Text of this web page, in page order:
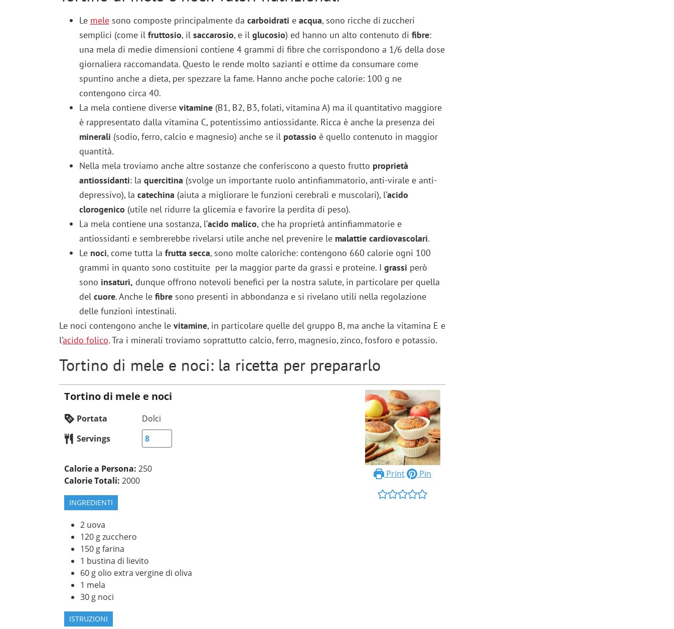
Le mele sono composte principalmente da carboidrati e acqua, sono ricche di zuccheri
semplici (come il fruttosio, il saccarosio, e il glucosio) ed hanno un alto contenuto di fibre:
una mela di medie dimensioni contiene 4 grammi di fibre che corrispondono a 1/6 della dose
giornaliera raccomandata. Questo le rende molto sazianti e ottime da consumare come
spuntino anche a dieta, per spezzare la fame. Hanno anche poche calorie: 100 g ne
contengono circa 40.
La mela contiene diverse vitamine(B1, B2, B3, folati, vitamina A) ma il quantitativo maggiore
è rappresentato dalla vitamina C, potentissimo antiossidante. Ricca è anche la presenza dei
minerali (sodio, ferro, calcio e magnesio) anche se il potassio è quello contenuto in maggior
quantità.
Nella mela troviamo anche altre sostanze che conferiscono a questo frutto proprietà
antiossidanti: la quercitina (svolge un importante ruolo antinfiammatorio, anti-virale e anti-
depressivo), la catechina (aiuta a migliorare le funzioni cerebrali e muscolari), l’acido
clorogenico (utile nel ridurre la glicemia e favorire la perdita di peso).
La mela contiene una sostanza, l’acido malico, che ha proprietà antinfiammatorie e
antiossidanti e sembrerebbe rivelarsi utile anche nel prevenire le malattie cardiovascolari.
Le noci, come tutta la frutta secca, sono molte caloriche: contengono 660 calorie ogni 100
grammi in quanto sono costituite per la maggior parte da grassi e proteine. I grassi però
sono insaturi, dunque offrono notevoli benefici per la nostra salute, in particolare per quella
del cuore. Anche le fibresono presenti in abbondanza e si rivelano utili nella regolazione
delle funzioni intestinali.
Le noci contengono anche levitamine, in particolare quelle del gruppo B, ma anche la vitamina E e
l’acido folico. Tra i minerali troviamo soprattutto calcio, ferro, magnesio, zinco, fosforo e potassio.
Tortino di mele e noci: la ricetta per prepararlo
Print Pin
Tortino di mele e noci
Portata
Dolci
Servings
Calorie a Persona: 250
Calorie Totali: 2000
INGREDIENTI
2 uova
120 g zucchero
150 g farina
1 bustina di lievito
60 g olio extra vergine di oliva
1 mela
30 g noci
ISTRUZIONI